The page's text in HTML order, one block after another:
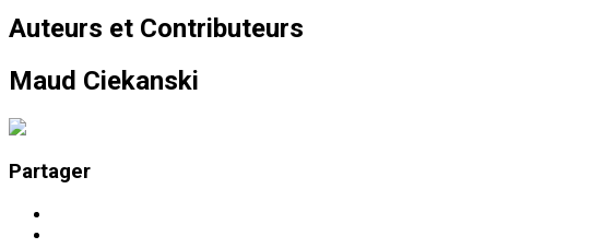
Auteurs et Contributeurs
Maud Ciekanski
Partager